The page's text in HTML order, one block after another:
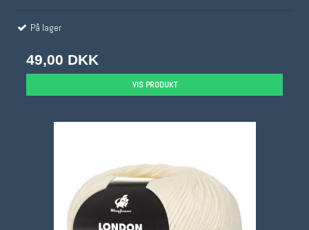
På lager
49,00 DKK
VIS PRODUKT